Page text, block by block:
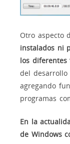
Otro aspecto
instalados ni
los diferentes
del
agregando
programas
En la
de Windows